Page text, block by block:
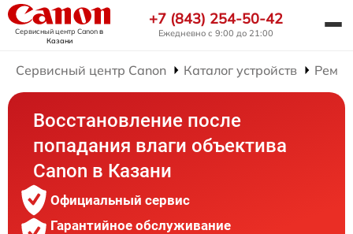
Сервисный центр Canonв
Казани
+7 (843) 254-50-42
Ежедневно с 9:00 до 21:00
Сервисный центр Canon Каталог устройств
Восстановление после
попадания влаги объектива
Canon в Казани
Официальный сервис
Гарантийное обслуживание